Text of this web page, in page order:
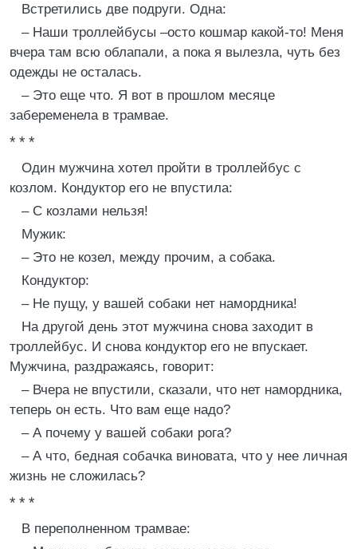
Встретились две подруги. Одна:
– Наши троллейбусы –осто кошмар какой-то! Меня
вчера там всю облапали, а пока я вылезла, чуть без
одежды не осталась.
– Это еще что. Я вот в прошлом месяце
забеременела в трамвае.
* * *
Один мужчина хотел пройти в троллейбус с
козлом. Кондуктор его не впустила:
– С козлами нельзя!
Мужик:
– Это не козел, между прочим, а собака.
Кондуктор:
– Не пущу, у вашей собаки нет намордника!
На другой день этот мужчина снова заходит в
троллейбус. И снова кондуктор его не впускает.
Мужчина, раздражаясь, говорит:
– Вчера не впустили, сказали, что нет намордника,
теперь он есть. Что вам еще надо?
– А почему у вашей собаки рога?
– А что, бедная собачка виновата, что у нее личная
жизнь не сложилась?
* * *
В переполненном трамвае: